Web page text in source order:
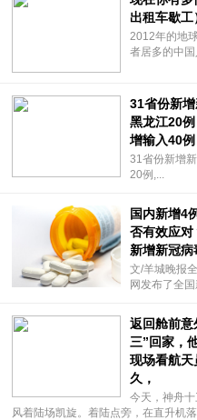
出租车歇工
2012年的地
者居多的中
31省份新
黑龙江20
增输入40例
31省份新增
20例,...
国内新增4
否有效应
新增新冠病
文/羊城晚报
网发布了全
返回舱前意
三”回家，
现场看航天
久，
今天，神舟
风着陆场凯旋。着陆点旁，在直升机